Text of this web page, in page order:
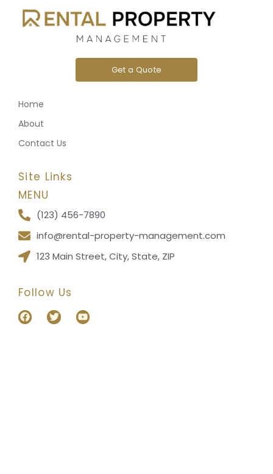
Get a Quote
Home
About
Contact Us
Site Links
MENU
(123) 456-7890
info@rental-property-management.com
123 Main Street, City, State, ZIP
Follow Us